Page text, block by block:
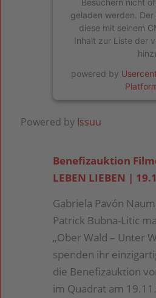
geladen werden.
diese mit seinem
Inhalt zur Liste der
powered by
Powered by Issuu
Benefizauktion
LEBEN LIEBEN |
Gabriela Pavón
Patrick Bubna-Litic
„Ober Wald – Unter
spenden ihr
die Benefizauktion
im Quadrat am